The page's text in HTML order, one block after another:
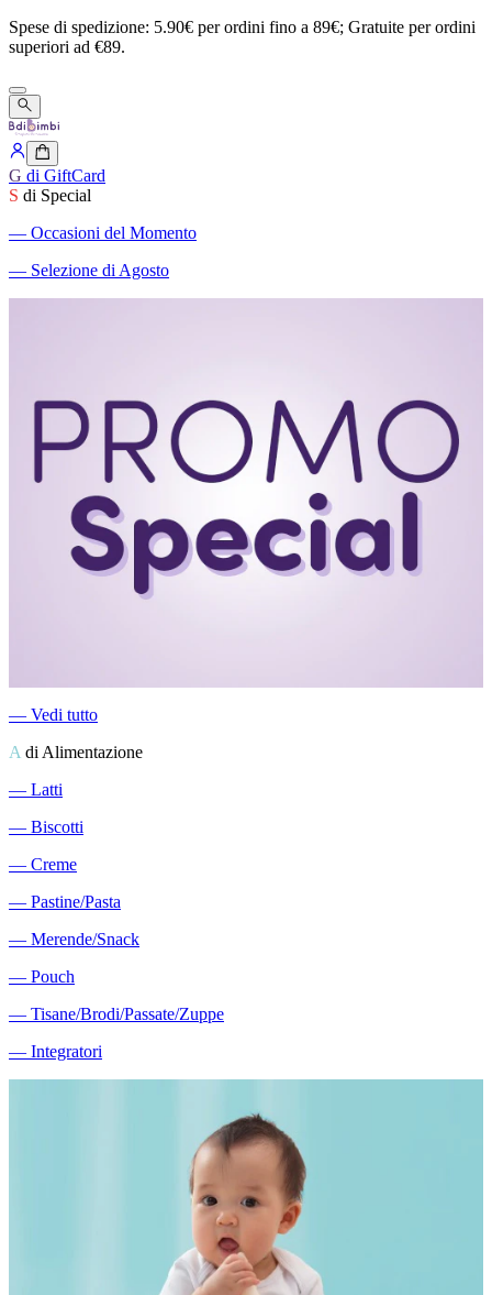
Spese di spedizione: 5.90€ perordini fino a 89€; Gratuite perordini
superiori ad €89.
G di GiftCard
S di Special
― Occasioni del Momento
― Selezione di Agosto
― Vedi tutto
A di Alimentazione
― Latti
― Biscotti
― Creme
― Pastine/Pasta
― Merende/Snack
― Pouch
― Tisane/Brodi/Passate/Zuppe
― Integratori